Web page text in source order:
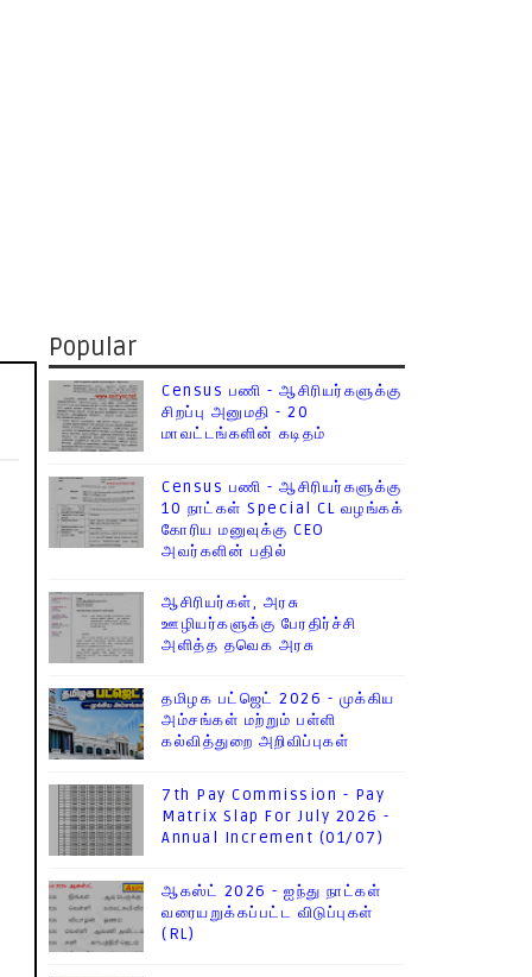
Popular
Census பணி - ஆசிரியர்களுக்கு
சிறப்பு அனுமதி - 20
மாவட்டங்களின் கடிதம்
Census பணி - ஆசிரியர்களுக்கு
10 நாட்கள் Special CL வழங்கக்
கோரிய மனுவுக்கு CEO
அவர்களின் பதில்
ஆசிரியர்கள், அரசு
ஊழியர்களுக்கு பேரதிர்ச்சி
அளித்த தவெக அரசு
தமிழக பட்ஜெட் 2026 - முக்கிய
அம்சங்கள் மற்றும் பள்ளி
கல்வித்துறை அறிவிப்புகள்
7th Pay Commission - Pay
Matrix Slap For July 2026 -
Annual Increment (01/07)
ஆகஸ்ட் 2026 - ஐந்து நாட்கள்
வரையறுக்கப்பட்ட விடுப்புகள்
(RL)